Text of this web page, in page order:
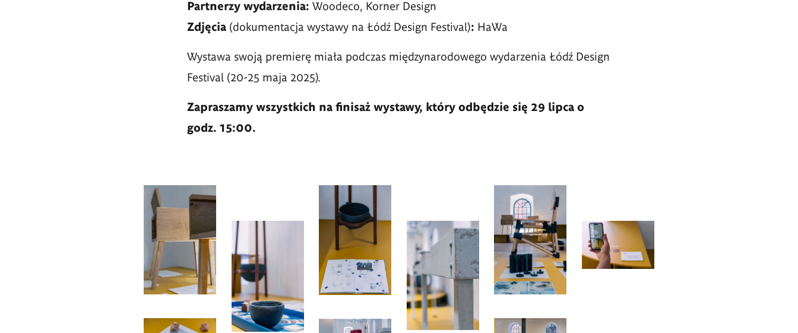
Partnerzy wydarzenia: Woodeco, Korner Design
Zdjęcia (dokumentacja wystawy na Łódź Design Festival): HaWa
Wystawa swoją premierę miała podczas międzynarodowego wydarzenia Łódź Design
Festival (20-25 maja 2025).
Zapraszamy wszystkich na finisaż wystawy, który odbędzie się 29 lipca o
godz. 15:00.